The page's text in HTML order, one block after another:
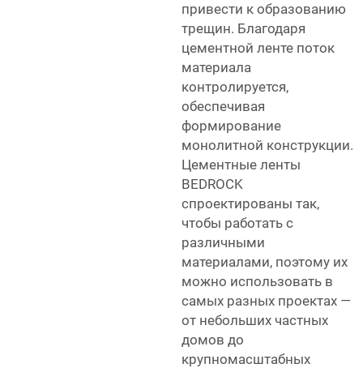
привести к образованию
трещин. Благодаря
цементной ленте поток
материала
контролируется,
обеспечивая
формирование
монолитной конструкции.
Цементные ленты
BEDROCK
спроектированы так,
чтобы работать с
различными
материалами, поэтому их
можно использовать в
самых разных проектах —
от небольших частных
домов до
крупномасштабных